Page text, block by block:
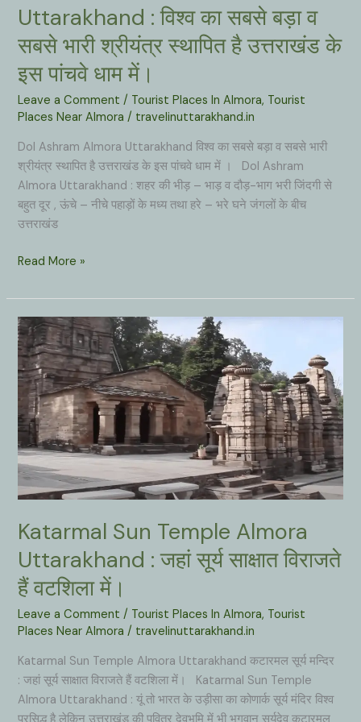
देवी
,
त्रिशूल
और
पंचचूली
के
शानदार
दर्शन।
Uttarakhand : विश्व का सबसे बड़ा व
सबसे भारी श्रीयंत्र स्थापित है उत्तराखंड के
इस पांचवे धाम में।
Leave a Comment / Tourist Places In Almora, Tourist
Places Near Almora / travelinuttarakhand.in
Dol Ashram Almora Uttarakhand विश्व का सबसे बड़ा व सबसे भारी
श्रीयंत्र स्थापित है उत्तराखंड के इस पांचवे धाम में । Dol Ashram
Almora Uttarakhand : शहर की भीड़ – भाड़ व दौड़-भाग भरी जिंदगी से
बहुत दूर , ऊंचे – नीचे पहाड़ों के मध्य तथा हरे – भरे घने जंगलों के बीच
उत्तराखंड
Dol
Almora
Uttarakhand
:
विश्व
का
सबसे
बड़ा
व
सबसे
भारी
श्रीयंत्र स्थापित
उत्तराखंड
के
इस
पांचवे
धाम
में।
Read More »
Katarmal Sun Temple Almora
Uttarakhand : जहां सूर्य साक्षात विराजते
हैं वटशिला में।
Leave a Comment / Tourist Places In Almora, Tourist
Places Near Almora / travelinuttarakhand.in
Katarmal Sun Temple Almora Uttarakhand कटारमल सूर्य मन्दिर
: जहां सूर्य साक्षात विराजते हैं वटशिला में। Katarmal Sun Temple
Almora Uttarakhand : यूं तो भारत के उड़ीसा का कोणार्क सूर्य मंदिर विश्व